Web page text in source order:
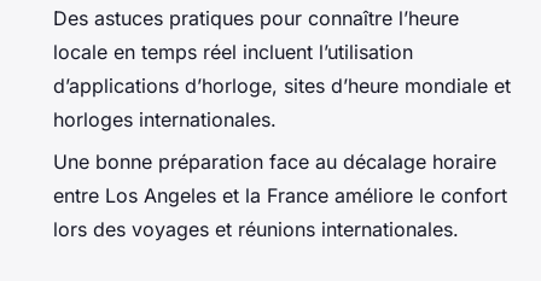
Des astuces pratiques pour connaître l’heure
locale en temps réel incluent l’utilisation
d’applications d’horloge, sites d’heure mondiale et
horloges internationales.
Une bonne préparation face au décalage horaire
entre Los Angeles et la France améliore le confort
lors des voyages et réunions internationales.